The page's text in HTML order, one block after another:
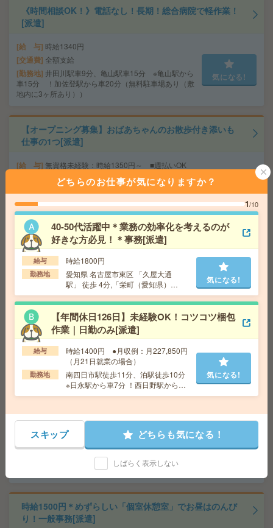
《時間相談OK！》電話なし！長期！総合病院で軽作業！
[派遣]
給 与 時給1340円
交通費 全額支給
勤務地 井田川駅車9分、亀山駅車15分 ※亀山駅から
車15分 ！加佐登駅から車20分（無料駐車場あり（敷
地内に3ヶ所あり））
気になる!
【オープニング募集】おばあちゃんのお散歩付き添いも
仕事の1つ[派遣]
給 与 無資格未経験：時給1350円～ ■週払いOK
■扶養内OK ■日収1万800円以上
交通費全額支給（ガソリン代もOK！）
勤務地 【刈谷市】刈谷・東刈谷・一ツ木・逢妻など
勤務地多数！
気になる!
【2名募集】週3～4日在宅＊未経験OK＊メールで面接日
程調整[派遣]
時給1500円＋交 【月収例】296,250円～ ■
給与の前払いが可能な速払いサービスあり
交通費 交通費支給あり
勤務地
愛知県名古屋市中村区 名古屋地下鉄東山
線 名古屋駅徒歩1分、名鉄名古屋本線 名鉄名古屋駅徒
歩1分
気になる!
【医療行為はナシ】時給1400円！病院で備品のチェック
など＊[派遣]
給 与 無資格の方：時給1400円～1750円 / 介護福祉
士：時給1700円～2125円 / 初任者以上：時給1500円
～1875円
交通費 全額支給
【四日市市】近鉄四日市・南四日市・伊勢松
本・阿倉川・南日永など勤務地多数！
気になる!
時給1500円＊めずらしい「個室休憩室」でお昼はのんび
り！一般事務[派遣]
どちらのお仕事が気になりますか？
1/10
40-50代活躍中＊業務の効率化を考えるのが
好きな方必見！＊事務[派遣]
給与 時給1800円
勤務地
愛知県 名古屋市東区 「久屋大通
駅」 徒歩 4分,「栄町（愛知県）
駅」 徒歩 5分
気になる!
【年間休日126日】未経験OK！コツコツ梱包
作業｜日勤のみ[派遣]
給与
時給1400円 ●月収例：月227,850円
（月21日就業の場合）
勤務地
南四日市駅徒歩11分、泊駅徒歩10分
※日永駅から車7分 ！西日野駅から車1
0分 ！河原田駅から車10分（無料駐車
気になる!
スキップ どちらも気になる！
しばらく表示しない